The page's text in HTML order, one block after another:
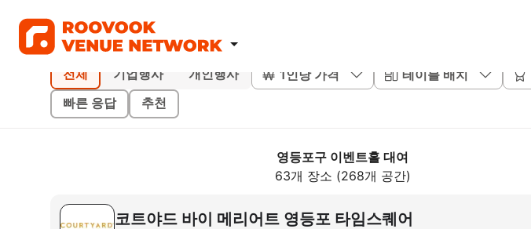
전체 기업행사 개인행사 1인당 가격 테이블 배치
빠른 응답 추천
영등포구 이벤트홀 대여
63개 장소 (268개 공간)
코트야드 바이 메리어트 영등포 타임스퀘어